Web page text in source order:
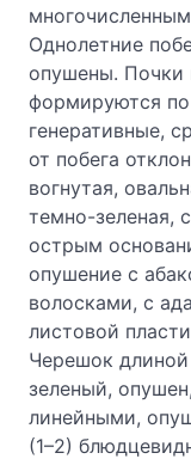
Однолетние
опушены. Почки
формируются
генеративные,
от побега
вогнутая,
темно-зеленая,
острым
опушение с
волосками, с
листовой
Черешок
зеленый,
линейными,
(1–2)